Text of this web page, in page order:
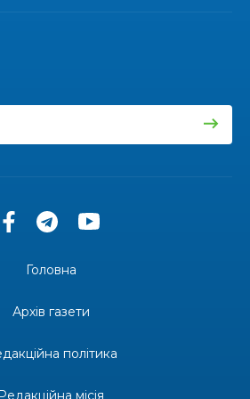
Рівному: свято краси, мистецтва
постатей Бахмута –
Головна
Архів газети
політика
Редакційна місія